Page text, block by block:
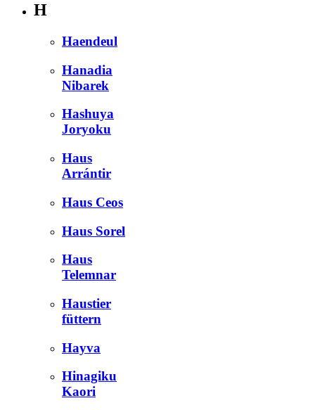
H
Haendeul
Hanadia
Nibarek
Hashuya
Joryoku
Haus
Arrántir
Haus Ceos
Haus Sorel
Haus
Telemnar
Haustier
füttern
Hayva
Hinagiku
Kaori